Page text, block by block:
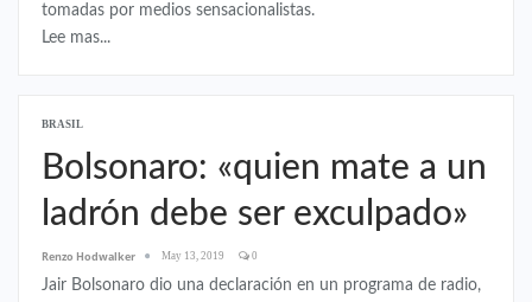
tomadas por medios sensacionalistas.
Lee mas...
BRASIL
Bolsonaro: «quien mate a un
ladrón debe ser exculpado»
Renzo Hodwalker May 13, 2019 0
Jair Bolsonaro dio una declaración en un programa de radio,